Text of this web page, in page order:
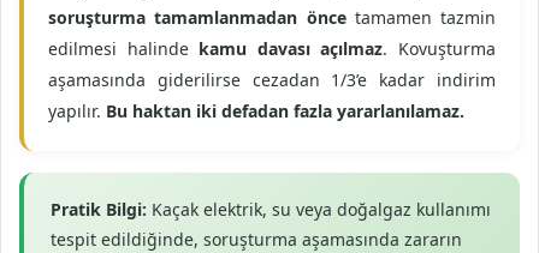
soruşturma tamamlanmadan öncetamamen tazmin
edilmesi halinde kamu davası açılmaz. Kovuşturma
aşamasında giderilirse cezadan 1/3’e kadar indirim
yapılır. Bu haktan iki defadan fazla yararlanılamaz.
Pratik Bilgi: Kaçak elektrik, su veya doğalgaz kullanımı
tespit edildiğinde, soruşturma aşamasında zararın